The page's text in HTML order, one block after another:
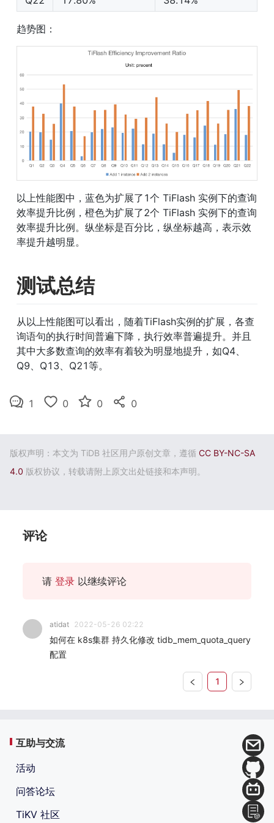
趋势图：
以上性能图中，蓝色为扩展了1个 TiFlash 实例下的查询
效率提升比例，橙色为扩展了2个 TiFlash 实例下的查询
效率提升比例。纵坐标是百分比，纵坐标越高，表示效
率提升越明显。
测试总结
从以上性能图可以看出，随着TiFlash实例的扩展，各查
询语句的执行时间普遍下降，执行效率普遍提升。并且
其中大多数查询的效率有着较为明显地提升，如Q4、
Q9、Q13、Q21等。
1 0 0 0
版权声明：本文为 TiDB 社区用户原创文章，遵循 CC BY-NC-SA
4.0 版权协议，转载请附上原文出处链接和本声明。
评论
请 登录 以继续评论
atidat 2022-05-26 02:22
如何在 k8s集群 持久化修改 tidb_mem_quota_query
配置
1
互助与交流
活动
问答论坛
TiKV 社区